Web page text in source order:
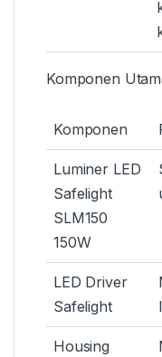
Komponen
Komponen
Luminer LED
Safelight
SLM150
150W
LED Driver
Safelight
Housing